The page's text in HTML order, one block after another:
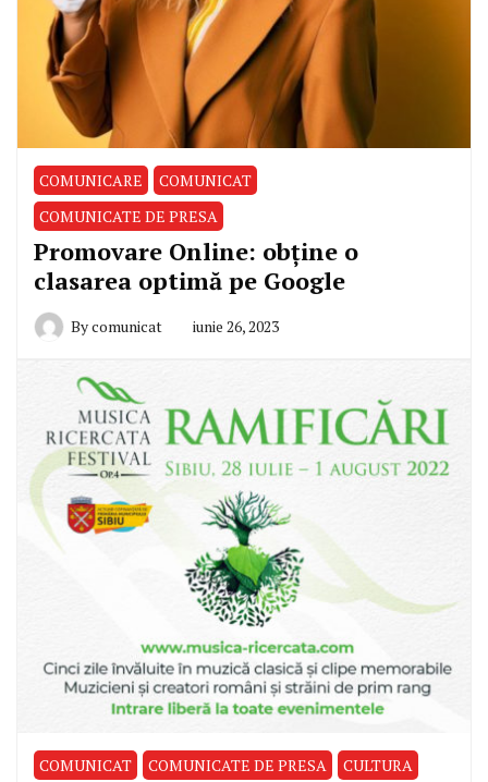
COMUNICARE
COMUNICAT
COMUNICATE DE PRESA
Promovare Online: obține o
clasarea optimă pe Google
Bycomunicat iunie 26, 2023
COMUNICAT COMUNICATE DE PRESA
CULTURA